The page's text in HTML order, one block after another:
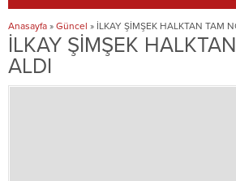
Anasayfa » Güncel » İLKAY ŞİMŞEK HALKTAN TAM
İLKAY ŞİMŞEK
ALDI